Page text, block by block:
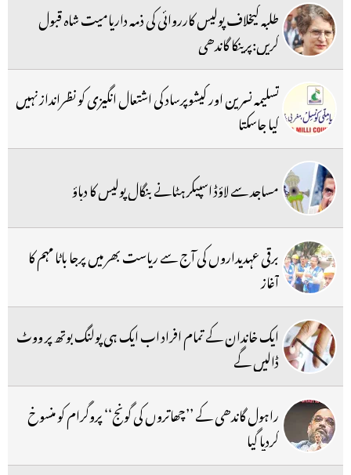
طلبہ کیخلاف پولیس کارروائی کی ذمہ داریامیت شاہ قبول
کریں:پرینکا گاندھی
تسلیمہ نسرین اور کیشوپرساد کی اشتعال انگیزی کو نظرانداز نہیں
کیا جاسکتا
مساجد سے لاؤڈ اسپیکر ہٹانے بنگال پولیس کا دباؤ
برقی عہدیداروں کی آج سے ریاست بھر میں پرجا باٹا مہم کا
آغاز
ایک خاندان کے تمام افراد اب ایک ہی پولنگ بوتھ پر ووٹ
ڈالیں گے
راہول گاندھی کے ’’چھاتروں کی گونج‘‘ پروگرام کو منسوخ
کردیا گیا